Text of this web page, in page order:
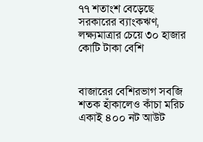
৭৭ শতাংশ বেড়েছে
সরকারের ব্যাংকঋণ,
লক্ষ্যমাত্রার চেয়ে ৩০ হাজার
কোটি টাকা বেশি
বাজারের বেশিরভাগ সবজি
শতক হাঁকালেও কাঁচা মরিচ
একাই ৪০০ নট আউট